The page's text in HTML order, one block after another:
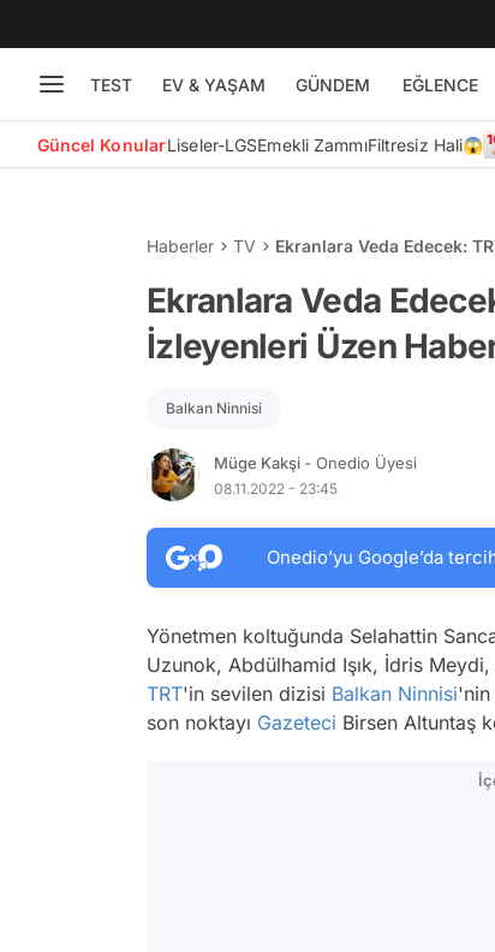
TEST EV & YAŞAM GÜNDEM EĞLENCE
Güncel KonularLiseler-LGSEmekli ZammıFiltresiz Hali😱
Haberler TV Ekranlara Veda Edecek:
Ekranlara Veda
İzleyenleri Üzen
Balkan Ninnisi
Müge Kakşi - Onedio Üyesi
08.11.2022 - 23:45
Onedio’yu Google’da
Yönetmen koltuğunda Selahattin
Uzunok, Abdülhamid Işık, İdris
TRT'in sevilen dizisi Balkan Ninnisi'nin
son noktayı Gazeteci Birsen Altuntaş